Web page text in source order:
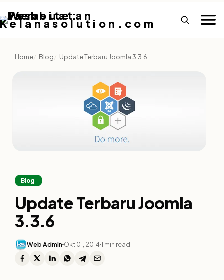
Home Blog Update Terbaru Joomla 3.3.6
Blog
Update Terbaru Joomla
3.3.6
Web Admin Okt 01, 2014 1 min read